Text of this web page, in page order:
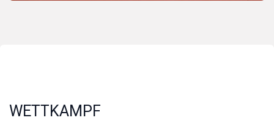
WETTKAMPF